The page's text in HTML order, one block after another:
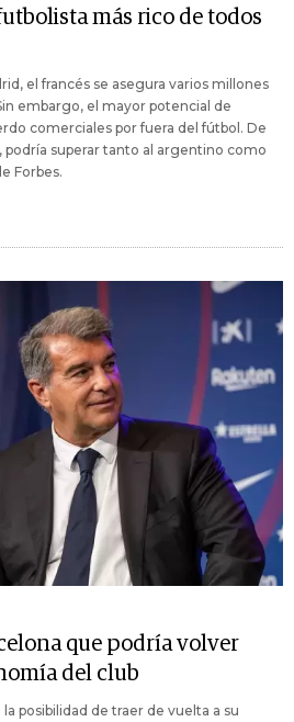
más rico de todos
el francés se asegura varios millones
embargo, el mayor potencial de
comerciales por fuera del fútbol. De
superar tanto al argentino como
Forbes.
que podría volver
del club
posibilidad de traer de vuelta a su